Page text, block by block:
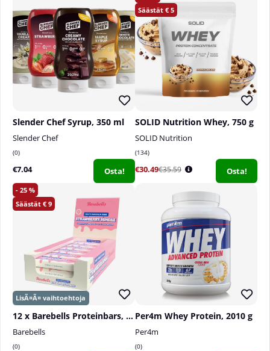
Slender Chef Syrup, 350 ml
Slender Chef
0
€7.04 Osta!
5
SOLID Nutrition Whey, 750 g
SOLID Nutrition
134
€30.49€35.59 Osta!
25
9
12 x Barebells Proteinbars, 55 g
Barebells
0
Per4m Whey Protein, 2010 g
Per4m
0